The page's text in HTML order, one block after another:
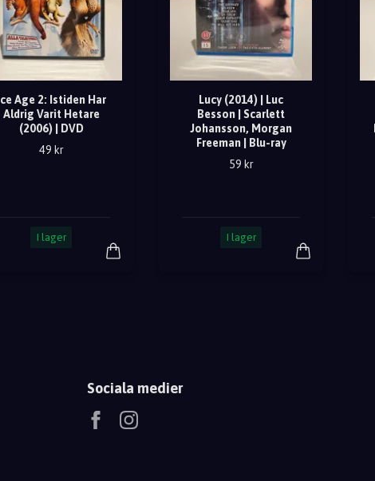
Ice Age 2: Istiden Har
Aldrig Varit Hetare
(2006) | DVD
49 kr
I lager
Lucy (2014) | Luc
Besson | Scarlett
Johansson, Morgan
Freeman | Blu-ray
59 kr
I lager
Sociala medier